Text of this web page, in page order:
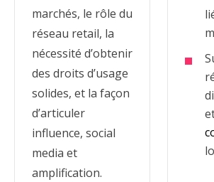
marchés, le rôle du
réseau retail, la
nécessité d’obtenir
des droits d’usage
solides, et la façon
d’articuler
influence, social
media et
amplification.